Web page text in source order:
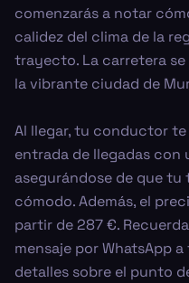
comenzarás a notar
calidez del clima de la
trayecto. La carretera
la vibrante ciudad de
Al llegar, tu conductor
entrada de llegadas con
asegurándose de que tu
cómodo. Además, el
partir de 287 €.
mensaje por WhatsApp
detalles sobre el punto